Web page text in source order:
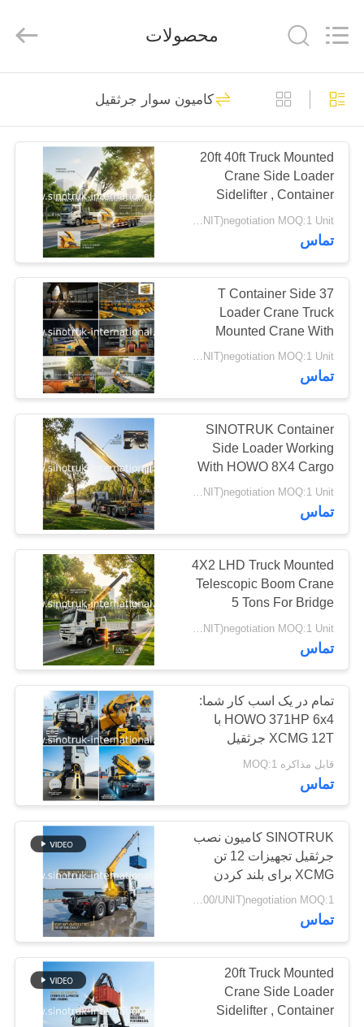
خونه
محصولات
درباره
تور
کارخانه
کنترل
کیفیت
تماس
بگیرید
درخواست
نقل
قول
نقشه
سایت
سیاست
حفظ
حریم
خصوصی
CO.,
LTD..
بار کامیون
کامیون کمپرسی
دامپینگ
528
تراکتور کامیون
119
کامیون میکسر بتن
111
لوازم یدکی کامیون
137
کامیون آتش نشانی
17
محصولات
کامیون سوار جرثقیل
20ft 40ft Truck Mounted
Crane Side Loader
Sidelifter , Container
Self Loading Semi
Trailer
USD79000-USD85000/UNIT)negotiation MOQ:1 Unit
تماس
37 T Container Side
Loader Crane Truck
Mounted Crane With
Hydraulic System
USD85000-USD87000/UNIT)negotiation MOQ:1 Unit
تماس
SINOTRUK Container
Side Loader Working
With HOWO 8X4 Cargo
Truck Chassis
USD85000-USD87000/UNIT)negotiation MOQ:1 Unit
تماس
4X2 LHD Truck Mounted
Telescopic Boom Crane
5 Tons For Bridge
Engineering
تماس
تمام در یک اسب کار شما:
HOWO 371HP 6x4 با
XCMG 12T جرثقیل
قابل مذاکره MOQ:1
تماس
SINOTRUK کامیون نصب
جرثقیل تجهیزات 12 تن
XCMG برای بلند کردن
6X4 Knuckle Boom
جرثقیل زرد، چشمگیر،
بومپر نظامی
USD56000-USD57000/UNIT)negotiation MOQ:1 واحد
تماس
20ft Truck Mounted
Crane Side Loader
Sidelifter , Container